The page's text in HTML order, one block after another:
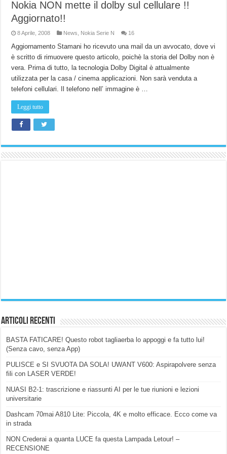
Nokia NON mette il dolby sul cellulare !!
Aggiornato!!
8 Aprile, 2008 News Nokia Serie N 16
Aggiornamento Stamani ho ricevuto una mail da un avvocato, dove vi
è scritto di rimuovere questo articolo, poichè la storia del Dolby non è
vera. Prima di tutto, la tecnologia Dolby Digital è attualmente
utilizzata per la casa / cinema applicazioni. Non sarà venduta a
telefoni cellulari. Il telefono nell’ immagine è …
Leggi tutto
Articoli Recenti
BASTA FATICARE! Questo robot tagliaerba lo appoggi e fa tutto lui!
(Senza cavo, senza App)
PULISCE e SI SVUOTA DA SOLA! UWANT V600: Aspirapolvere senza
fili con LASER VERDE!
NUASI B2-1: trascrizione e riassunti AI per le tue riunioni e lezioni
universitarie
Dashcam 70mai A810 Lite: Piccola, 4K e molto efficace. Ecco come va
in strada
NON Crederai a quanta LUCE fa questa Lampada Letour! –
RECENSIONE